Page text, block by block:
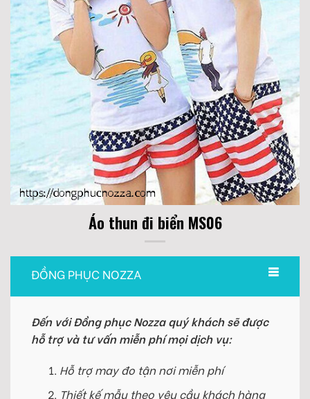
Áo thun đi biển MS06
ĐỒNG PHỤC NOZZA
Đến với Đồng phục Nozza quý khách sẽ được
hỗ trợ và tư vấn miễn phí mọi dịch vụ:
Hỗ trợ may đo tận nơi miễn phí
Thiết kế mẫu theo yêu cầu khách hàng